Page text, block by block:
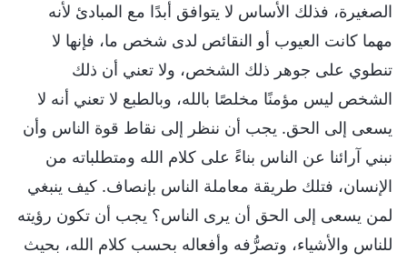
الصغيرة، فذلك الأساس لا يتوافق أبدًا مع المبادئ لأنه
مهما كانت العيوب أو النقائص لدى شخص ما، فإنها لا
تنطوي على جوهر ذلك الشخص، ولا تعني أن ذلك
الشخص ليس مؤمنًا مخلصًا بالله، وبالطبع لا تعني أنه لا
يسعى إلى الحق. يجب أن ننظر إلى نقاط قوة الناس وأن
نبني آرائنا عن الناس بناءً على كلام الله ومتطلباته من
الإنسان، فتلك طريقة معاملة الناس بإنصاف. كيف ينبغي
لمن يسعى إلى الحق أن يرى الناس؟ يجب أن تكون رؤيته
للناس والأشياء، وتصرُّفه وأفعاله بحسب كلام الله، بحيث